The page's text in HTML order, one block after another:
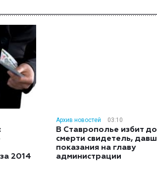
2014
Архив новостей 03:10
В Ставрополье избит до
смерти свидетель,
показания на главу
администрации